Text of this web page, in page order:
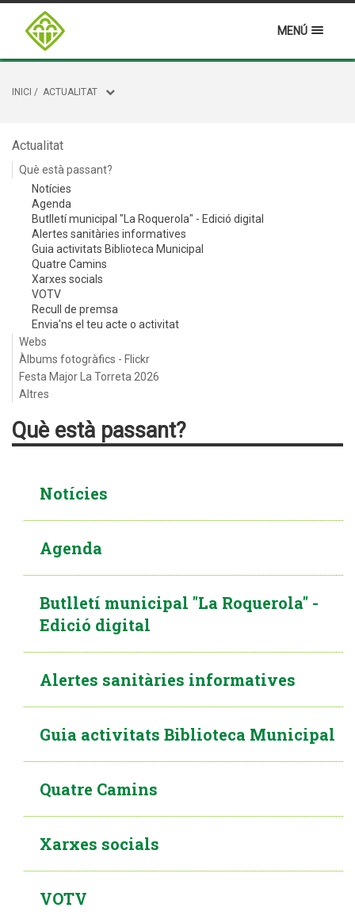
MENÚ
INICI / ACTUALITAT
Actualitat
Què està passant?
Notícies
Agenda
Butlletí municipal "La Roquerola" - Edició digital
Alertes sanitàries informatives
Guia activitats Biblioteca Municipal
Quatre Camins
Xarxes socials
VOTV
Recull de premsa
Envia'ns el teu acte o activitat
Webs
Àlbums fotogràfics - Flickr
Festa Major La Torreta 2026
Altres
Què està passant?
Notícies
Agenda
Butlletí municipal "La Roquerola" -
Edició digital
Alertes sanitàries informatives
Guia activitats Biblioteca Municipal
Quatre Camins
Xarxes socials
VOTV